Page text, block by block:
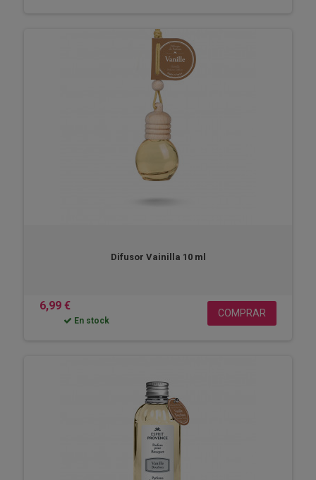
Difusor Vainilla 10 ml
6,99 €
En stock
COMPRAR